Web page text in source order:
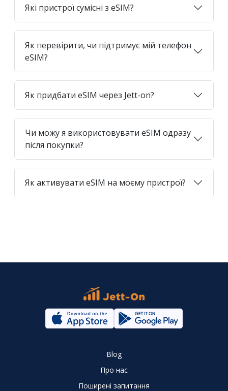
Які пристрої сумісні з eSIM?
Як перевірити, чи підтримує мій телефон
eSIM?
Як придбати eSIM через Jett-on?
Чи можу я використовувати eSIM одразу
після покупки?
Як активувати eSIM на моєму пристрої?
Blog
Про нас
Поширені запитання